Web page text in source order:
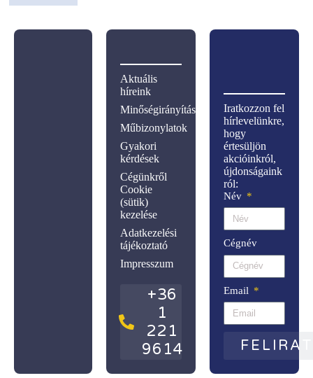
Iratkozzon fel
hírlevelünkre,
hogy
értesüljön
akcióinkról,
újdonságaink
ról:
Név
Cégnév
Email
Aktuális
híreink
Minőségirányítás
Műbizonylatok
Gyakori
kérdések
Cégünkről
Cookie
(sütik)
kezelése
Adatkezelési
tájékoztató
Impresszum
+36
1
221
9614